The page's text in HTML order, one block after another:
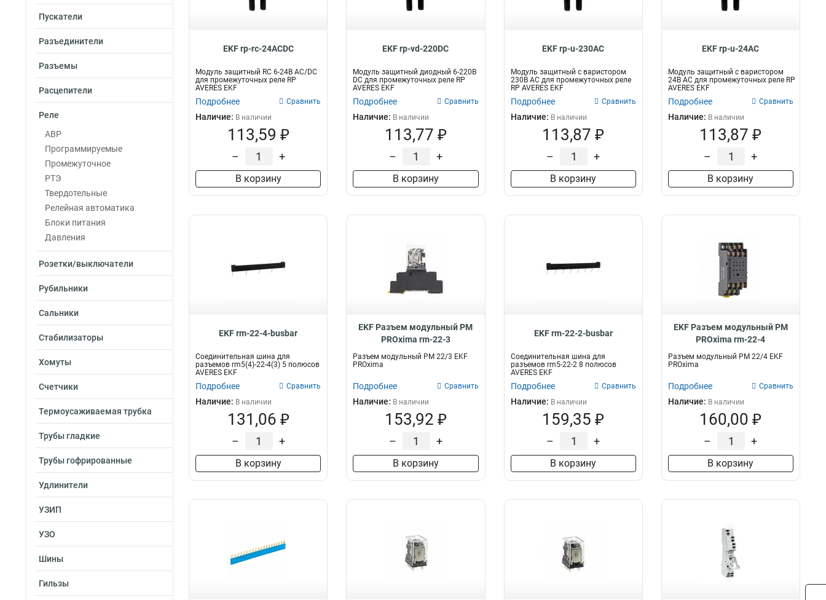
Пускатели
Разъединители
Разъемы
Расцепители
Реле
АВР
Программируемые
Промежуточное
РТЭ
Твердотельные
Релейная автоматика
Блоки питания
Давления
Розетки/выключатели
Рубильники
Сальники
Стабилизаторы
Хомуты
Счетчики
Термоусаживаемая трубка
Трубы гладкие
Трубы гофрированные
Удлинители
УЗИП
УЗО
Шины
Гильзы
EKF rp-rc-24ACDC
Модуль защитный RC 6-24В AC/DC
для промежуточных реле RP
AVERES EKF
Подробнее Сравнить
Наличие: В наличии
113,59 ₽
– +
В корзину
EKF rp-vd-220DC
Модуль защитный диодный 6-220В
DC для промежуточных реле RP
AVERES EKF
Подробнее Сравнить
Наличие: В наличии
113,77 ₽
– +
В корзину
EKF rp-u-230AC
Модуль защитный c варистором
230В AC для промежуточных реле
RP AVERES EKF
Подробнее Сравнить
Наличие: В наличии
113,87 ₽
– +
В корзину
EKF rp-u-24AC
Модуль защитный c варистором
24В AC для промежуточных реле RP
AVERES EKF
Подробнее Сравнить
Наличие: В наличии
113,87 ₽
– +
В корзину
EKF rm-22-4-busbar
Соединительная шина для
разъемов rm5(4)-22-4(3) 5 полюсов
AVERES EKF
Подробнее Сравнить
Наличие: В наличии
131,06 ₽
– +
В корзину
EKF Разъем модульный РМ
PROxima rm-22-3
Разъем модульный РМ 22/3 EKF
PROxima
Подробнее Сравнить
Наличие: В наличии
153,92 ₽
– +
В корзину
EKF rm-22-2-busbar
Соединительная шина для
разъемов rm5-22-2 8 полюсов
AVERES EKF
Подробнее Сравнить
Наличие: В наличии
159,35 ₽
– +
В корзину
EKF Разъем модульный РМ
PROxima rm-22-4
Разъем модульный РМ 22/4 EKF
PROxima
Подробнее Сравнить
Наличие: В наличии
160,00 ₽
– +
В корзину